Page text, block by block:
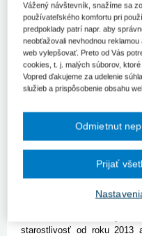
pripravený balík v objeme
(MZ), ktoré je Riadiacim
Zdravotníctvo, vyhlásilo
nenávratný finančný
Ambulantné zariadenia
eur až do 7 mil. eur.
informačno-
logistického systému.
zdravotnícke
Banskobystrickom kraji
príspevok, a to z dôvodu
Tradične vylúčený je aj
starostlivosť od roku
Vážený návštevník, snažíme sa
používateľského komfortu pri
predpoklady patrí napr. aby
neobťažovali nevhodnou
web vylepšovať. Preto od Vás
cookies, t. j. malých súborov,
Vopred ďakujeme za udelenie
služieb a prispôsobenie obsahu
Odmietnut
Prijať